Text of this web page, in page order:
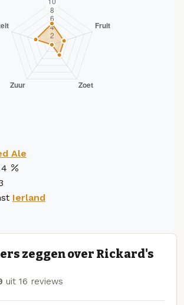
Ale
4
Ierland
zeggen over Rickard's
uit 16 reviews